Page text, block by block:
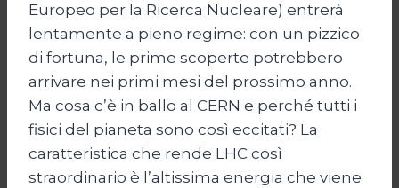
Europeo per la Ricerca Nucleare) entrerà
lentamente a pieno regime: con un pizzico
di fortuna, le prime scoperte potrebbero
arrivare nei primi mesi del prossimo anno.
Ma cosa c’è in ballo al CERN e perché tutti i
fisici del pianeta sono così eccitati? La
caratteristica che rende LHC così
straordinario è l’altissima energia che viene